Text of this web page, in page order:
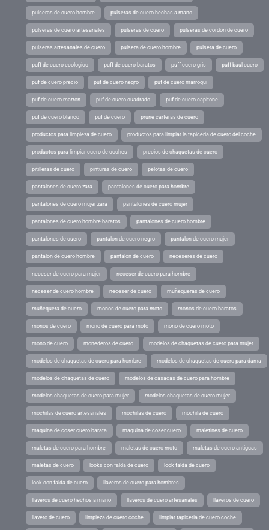
pulseras de cuero hombre pulseras de cuero hechas a mano
pulseras de cuero artesanales pulseras de cuero pulseras de cordon de cuero
pulseras artesanales de cuero pulsera de cuero hombre pulsera de cuero
puff de cuero ecologico puff de cuero baratos puff cuero gris puff baul cuero
puf de cuero precio puf de cuero negro puf de cuero marroqui
puf de cuero marron puf de cuero cuadrado puf de cuero capitone
puf de cuero blanco puf de cuero prune carteras de cuero
productos para limpieza de cuero productos para limpiar la tapiceria de cuero del coche
productos para limpiar cuero de coches precios de chaquetas de cuero
pitilleras de cuero pinturas de cuero pelotas de cuero
pantalones de cuero zara pantalones de cuero para hombre
pantalones de cuero mujer zara pantalones de cuero mujer
pantalones de cuero hombre baratos pantalones de cuero hombre
pantalones de cuero pantalon de cuero negro pantalon de cuero mujer
pantalon de cuero hombre pantalon de cuero neceseres de cuero
neceser de cuero para mujer neceser de cuero para hombre
neceser de cuero hombre neceser de cuero muñequeras de cuero
muñequera de cuero monos de cuero para moto monos de cuero baratos
monos de cuero mono de cuero para moto mono de cuero moto
mono de cuero monederos de cuero modelos de chaquetas de cuero para mujer
modelos de chaquetas de cuero para hombre modelos de chaquetas de cuero para dama
modelos de chaquetas de cuero modelos de casacas de cuero para hombre
modelos chaquetas de cuero para mujer modelos chaquetas de cuero mujer
mochilas de cuero artesanales mochilas de cuero mochila de cuero
maquina de coser cuero barata maquina de coser cuero maletines de cuero
maletas de cuero para hombre maletas de cuero moto maletas de cuero antiguas
maletas de cuero looks con falda de cuero look falda de cuero
look con falda de cuero llaveros de cuero para hombres
llaveros de cuero hechos a mano llaveros de cuero artesanales llaveros de cuero
llavero de cuero limpieza de cuero coche limpiar tapiceria de cuero coche